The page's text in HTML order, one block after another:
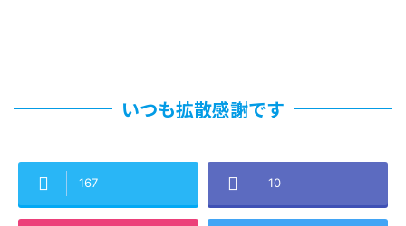
いつも拡散感謝です
167 10